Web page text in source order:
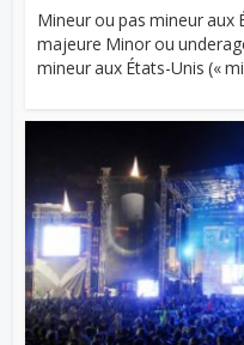
Mineur ou pas mineur aux
majeure Minor ou
mineur aux États-Unis («